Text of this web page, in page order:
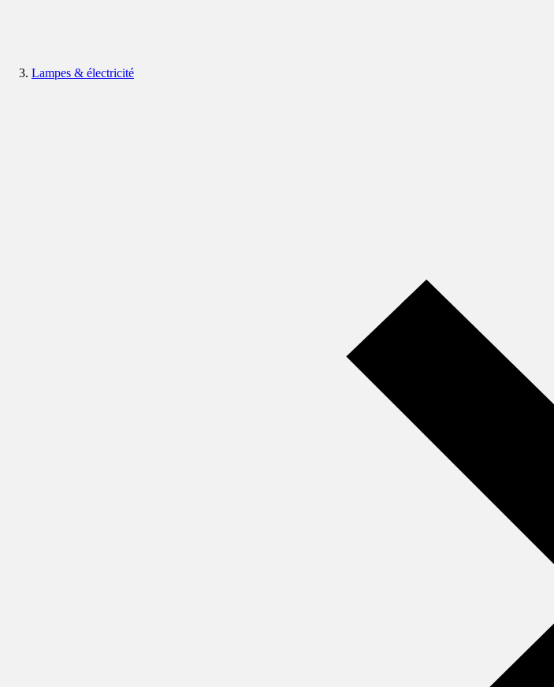
Lampes & électricité